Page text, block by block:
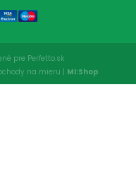
pre Perfetto.sk
na mieru | MI:Shop